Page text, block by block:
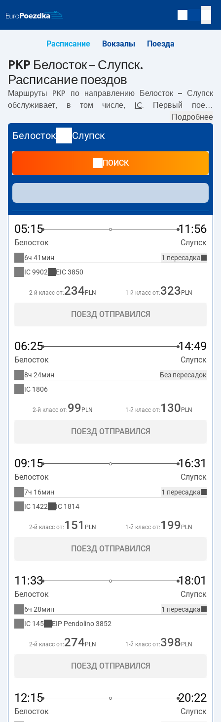
Расписание Вокзалы Поезда
PKP Белосток – Слупск.
Расписание поездов
Маршруты PKP по направлению
Белосток – Слупск
обслуживает, в том числе,
IC. Первый поезд
с вокзала PKP Белосток по адресу
Kolejowa, 15-001 Bialystok
отправляется в 17:33. По маршруту
также курсируют другие поезда:EIP Pendolino-
предлагают более низкую цену билета и, как правило,
более долгое время в пути. Поезд заканчивает маршрут
на станции Слупск по адресу
Hugona Kollataja 32,
Słupsk
Подробнее
Белосток Слупск
ПОИСК
05:15 11:56
Белосток Слупск
1 пересадка
6ч 41мин
IC9902 EIC3850
2-й класс от:234 PLN 1-й класс от:323 PLN
ПОЕЗД ОТПРАВИЛСЯ
06:25 14:49
Белосток Слупск
Без пересадок
8ч 24мин
IC 1806
2-й класс от:99 PLN 1-й класс от: 130 PLN
ПОЕЗД ОТПРАВИЛСЯ
09:15 16:31
Белосток Слупск
1 пересадка
7ч 16мин
IC 1422 IC 1814
2-й класс от: 151 PLN 1-й класс от: 199 PLN
ПОЕЗД ОТПРАВИЛСЯ
11:33 18:01
Белосток Слупск
1 пересадка
6ч 28мин
IC 145 EIP Pendolino3852
2-й класс от:274 PLN 1-й класс от:398 PLN
ПОЕЗД ОТПРАВИЛСЯ
12:15 20:22
Белосток Слупск